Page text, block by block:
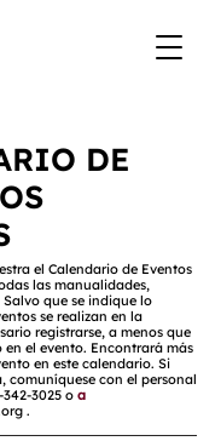
DE
el Calendario de Eventos
las manualidades,
que se indique lo
se realizan en la
registrarse, a menos que
el evento. Encontrará más
en este calendario. Si
comuníquese con el personal
342-3025 o a
.